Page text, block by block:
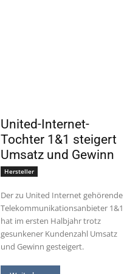
United-Internet-
Tochter 1&1 steigert
Umsatz und Gewinn
Hersteller
Der zu United Internet gehörende
Telekommunikationsanbieter 1&1
hat im ersten Halbjahr trotz
gesunkener Kundenzahl Umsatz
und Gewinn gesteigert.